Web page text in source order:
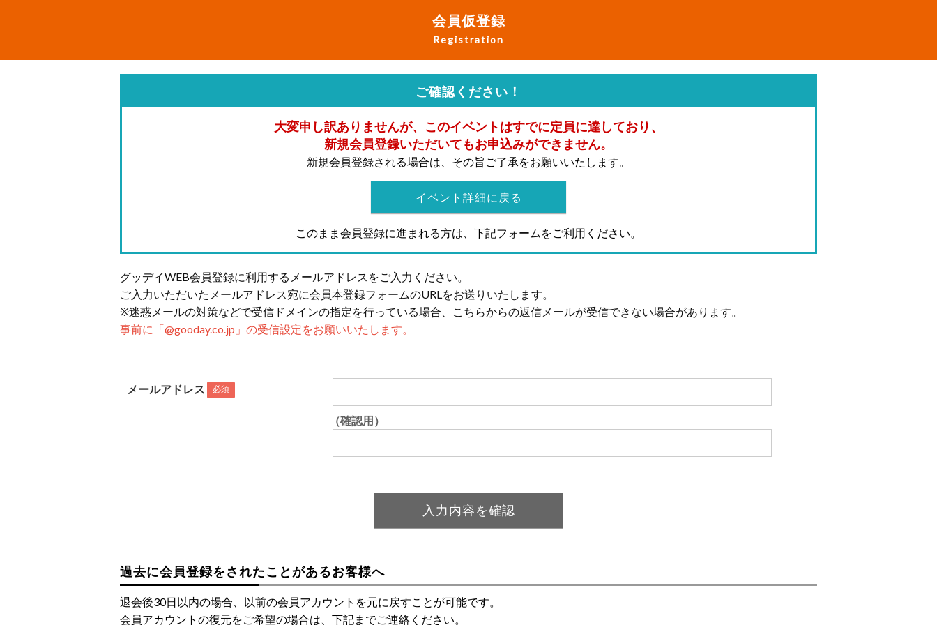
会員仮登録
Registration
ご確認ください！
大変申し訳ありませんが、このイベントはすでに定員に達しており、
新規会員登録いただいてもお申込みができません。
新規会員登録される場合は、その旨ご了承をお願いいたします。
イベント詳細に戻る
このまま会員登録に進まれる方は、下記フォームをご利用ください。
グッデイWEB会員登録に利用するメールアドレスをご入力ください。
ご入力いただいたメールアドレス宛に会員本登録フォームのURLをお送りいたします。
※迷惑メールの対策などで受信ドメインの指定を行っている場合、こちらからの返信メールが受信できない場合があります。
事前に「@gooday.co.jp」の受信設定をお願いいたします。
メールアドレス 必須
（確認用）
過去に会員登録をされたことがあるお客様へ
退会後30日以内の場合、以前の会員アカウントを元に戻すことが可能です。
会員アカウントの復元をご希望の場合は、下記までご連絡ください。